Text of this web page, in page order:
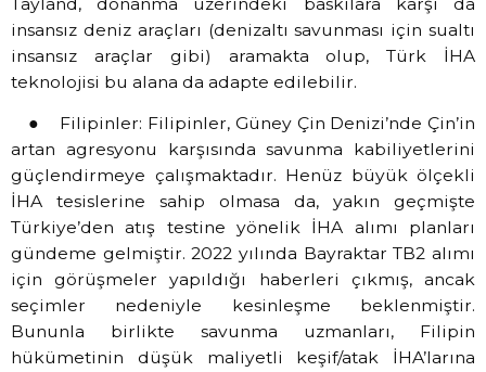
insansız deniz araçları (denizaltı savunması için sualtı
insansız araçlar gibi) aramakta olup, Türk İHA
teknolojisi bu alana da adapte edilebilir.
● Filipinler: Filipinler, Güney Çin Denizi’nde Çin’in
artan agresyonu karşısında savunma kabiliyetlerini
güçlendirmeye çalışmaktadır. Henüz büyük ölçekli
İHA tesislerine sahip olmasa da, yakın geçmişte
Türkiye’den atış testine yönelik İHA alımı planları
gündeme gelmiştir. 2022 yılında Bayraktar TB2 alımı
için görüşmeler yapıldığı haberleri çıkmış, ancak
seçimler nedeniyle kesinleşme beklenmiştir.
Bununla birlikte savunma uzmanları, Filipin
hükümetinin düşük maliyetli keşif/atak İHA’larına